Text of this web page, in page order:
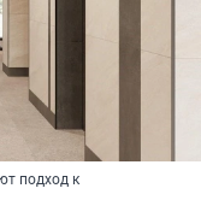
подход к